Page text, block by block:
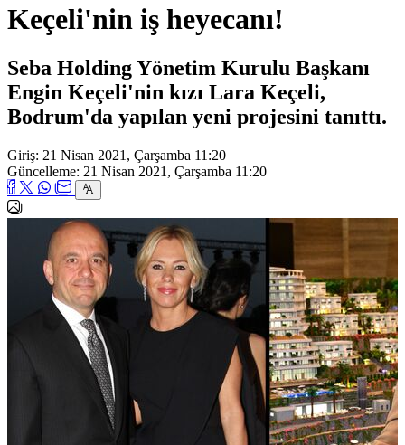
Keçeli'nin iş heyecanı!
Seba Holding Yönetim Kurulu Başkanı
Engin Keçeli'nin kızı Lara Keçeli,
Bodrum'da yapılan yeni projesini tanıttı.
Giriş: 21 Nisan 2021, Çarşamba 11:20
Güncelleme: 21 Nisan 2021, Çarşamba 11:20